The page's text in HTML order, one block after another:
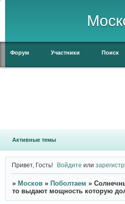
Форум Участники Поиск
Активные темы
Привет, Гость! Войдите или
» Москов » Поболтаем »
то выдают мощность которую